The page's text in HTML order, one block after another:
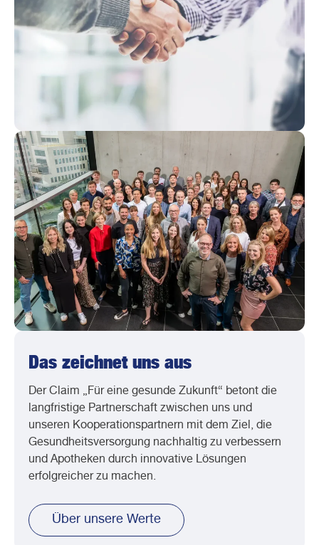
Das zeichnet uns aus
Der Claim „Für eine gesunde Zukunft“ betont die
langfristige Partnerschaft zwischen uns und
unseren Kooperationspartnern mit dem Ziel, die
Gesundheitsversorgung nachhaltig zu verbessern
und Apotheken durch innovative Lösungen
erfolgreicher zu machen.
Über unsere Werte